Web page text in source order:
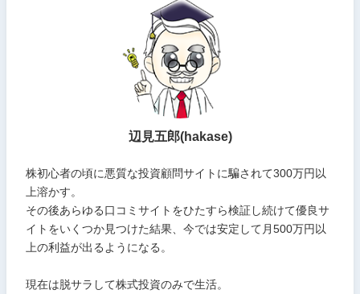
辺見五郎(hakase)
株初心者の頃に悪質な投資顧問サイトに騙されて300万円以
上溶かす。
その後あらゆる口コミサイトをひたすら検証し続けて優良サ
イトをいくつか見つけた結果、今では安定して月500万円以
上の利益が出るようになる。
現在は脱サラして株式投資のみで生活。